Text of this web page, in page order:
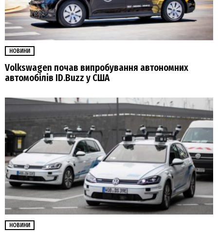
НОВИНИ
Volkswagen почав випробування автономних
автомобілів ID.Buzz у США
НОВИНИ